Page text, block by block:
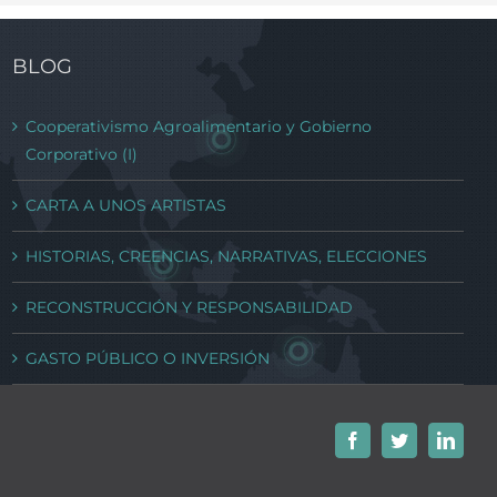
BLOG
Cooperativismo Agroalimentario y Gobierno
Corporativo (I)
CARTA A UNOS ARTISTAS
HISTORIAS, CREENCIAS, NARRATIVAS, ELECCIONES
RECONSTRUCCIÓN Y RESPONSABILIDAD
GASTO PÚBLICO O INVERSIÓN
FacebookTwitter